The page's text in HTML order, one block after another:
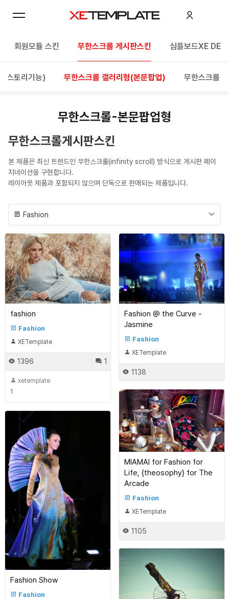
회원모듈 스킨 무한스크롤 게시판스킨 심플보드XE
스토리기능) 무한스크롤 갤러리형(본문팝업) 무한스크롤
무한스크롤-본문팝업형
무한스크롤게시판스킨
본 제품은 최신 트렌드인 무한스크롤(infinity scroll) 방식으로 게시판 페이
지네이션을 구현합니다.
레이아웃 제품과 포함되지 않으며 단독으로 판매되는 제품입니다.
Fashion
fashion
Fashion
XETemplate
1
1396
xetemplate
1
Fashion @ the Curve -
Jasmine
Fashion
XETemplate
1138
MIAMAI for Fashion for
Life, {theosophy} for The
Arcade
Fashion
XETemplate
1105
Fashion Show
Fashion